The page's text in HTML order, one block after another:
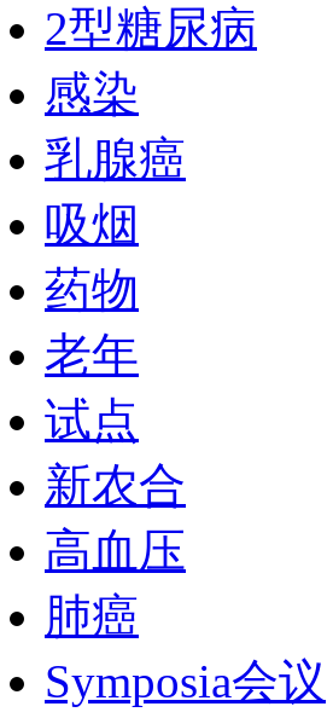
2型糖尿病
感染
乳腺癌
吸烟
药物
老年
试点
新农合
高血压
肺癌
Symposia会议